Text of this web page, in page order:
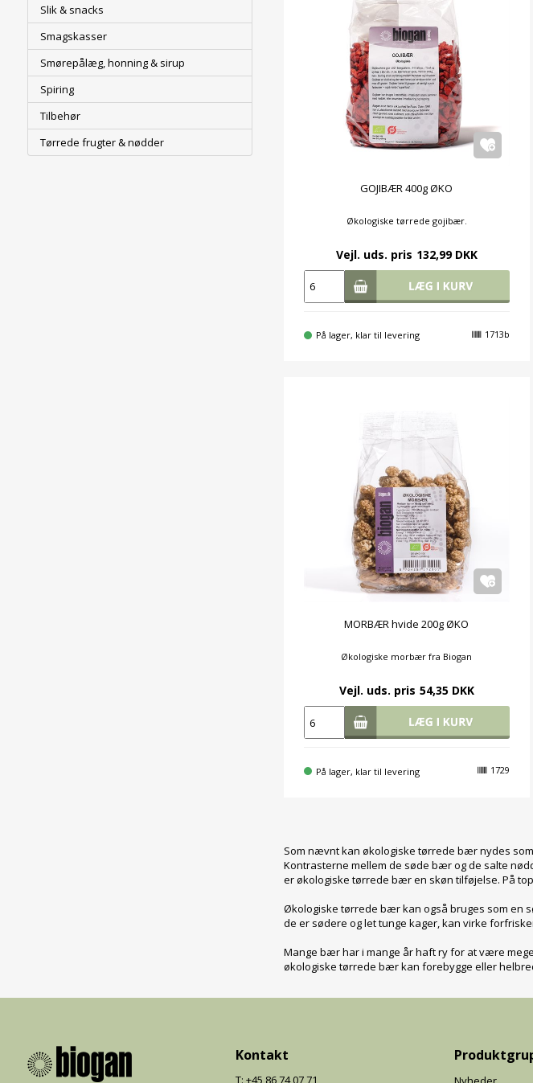
Slik & snacks
Smagskasser
Smørepålæg, honning & sirup
Spiring
Tilbehør
Tørrede frugter & nødder
GOJIBÆR 400g ØKO
Økologiske tørrede gojibær.
Vejl. uds. pris 132,99 DKK
1713b
På lager, klar til levering
MORBÆR hvide 200g ØKO
Økologiske morbær fra Biogan
Vejl. uds. pris 54,35 DKK
1729
På lager, klar til levering
Som nævnt kan økologiske tørrede bær nydes
Kontrasterne mellem de søde bær og de salte
er økologiske tørrede bær en skøn tilføjelse. På
Økologiske tørrede bær kan også bruges som en
de er sødere og let tunge kager, kan virke
Mange bær har i mange år haft ry for at være
økologiske tørrede bær kan forebygge eller
Kontakt
T: +45 86 74 07 71